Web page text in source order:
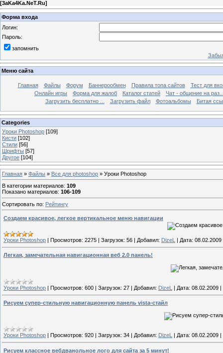
[3aKa4Ka.NeT.Ru]
Форма входа
Логин:
Пароль:
запомнить
Меню сайта
Главная Файлы Форум Баннерообмен Правила топа сайтов
Тест для
Онлайн игры
Форма для жалоб Каталог статей
Чат - общение на
Загрузить бесплатно ...
Загрузить файл Фотоальбомы Битая
Categories
Уроки Photoshop [109]
Кисти [102]
Стили [56]
Шрифты [57]
Другое [104]
Главная » Файлы » Все для photoshop » Уроки Photoshop
В категории материалов: 109
Показано материалов: 106-109
Сортировать по: Рейтингу
Создаем красивое, легкое вертикальное меню навигации
Уроки Photoshop | Просмотров: 2275 | Загрузок: 56 | Добавил: DizeL | Дата: 08.02.2009
Легкая, замечательная навигационная веб 2.0 панель!
Уроки Photoshop | Просмотров: 600 | Загрузок: 27 | Добавил: DizeL | Дата: 08.02.2009 |
Рисуем супер-стильную навигационную панель vista-стайл
Уроки Photoshop Просмотров: 920 Загрузок: 34 Добавил: DizeL Дата: 08.02.2009
Рисуем классное вебдванольное лого для сайта за 5 минут!